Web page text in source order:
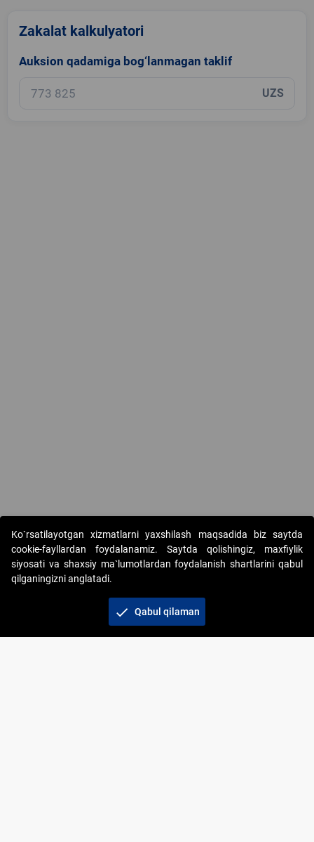
Zakalat kalkulyatori
Auksion qadamiga bog‘lanmagan taklif
UZS
Copyright © 2017-2026. "Elektron onlayn-auksionlarni
tashkil etish" AJ. Barcha huquqlar himoyalangan
Ko`rsatilayotgan xizmatlarni yaxshilash maqsadida biz saytda
cookie-fayllardan foydalanamiz. Saytda qolishingiz, maxfiylik
siyosati va shaxsiy ma`lumotlardan foydalanish shartlarini qabul
qilganingizni anglatadi.
check Qabul qilaman